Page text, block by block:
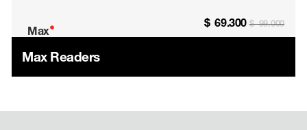
Max• $ 69.300 $ 99.000
Max Readers